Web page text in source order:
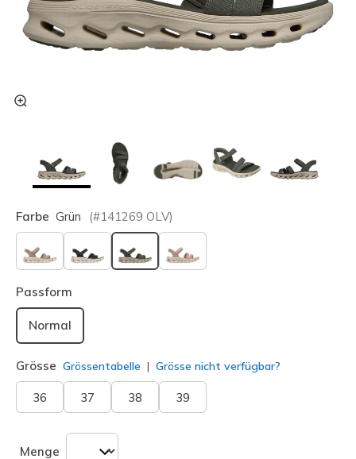
Farbe Grün (#141269 OLV)
ausgewählt
Passform
Normal
Grösse Grössentabelle Grösse nicht verfügbar?
36 37 38 39
Menge